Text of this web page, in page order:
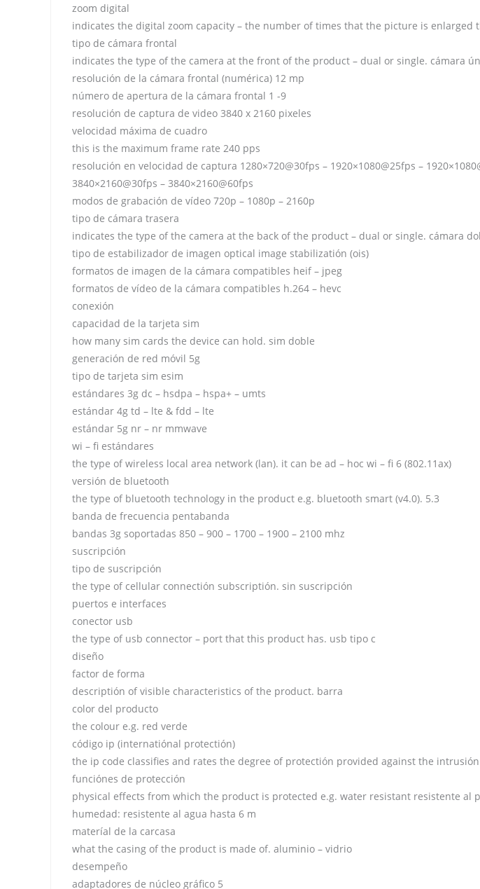
zoom digital
indicates the digital zoom capacity – the number of times that the picture is enlarged
tipo de cámara frontal
indicates the type of the camera at the front of the product – dual or single. cámara
resolución de la cámara frontal (numérica) 12 mp
número de apertura de la cámara frontal 1 -9
resolución de captura de video 3840 x 2160 pixeles
velocidad máxima de cuadro
this is the maximum frame rate 240 pps
resolución en velocidad de captura 1280×720@30fps – 1920×1080@25fps –
3840×2160@30fps – 3840×2160@60fps
modos de grabación de vídeo 720p – 1080p – 2160p
tipo de cámara trasera
indicates the type of the camera at the back of the product – dual or single. cámara
tipo de estabilizador de imagen optical image stabilizatión (ois)
formatos de imagen de la cámara compatibles heif – jpeg
formatos de vídeo de la cámara compatibles h.264 – hevc
conexión
capacidad de la tarjeta sim
how many sim cards the device can hold. sim doble
generación de red móvil 5g
tipo de tarjeta sim esim
estándares 3g dc – hsdpa – hspa+ – umts
estándar 4g td – lte & fdd – lte
estándar 5g nr – nr mmwave
wi – fi estándares
the type of wireless local area network (lan). it can be ad – hoc wi – fi 6 (802.11ax)
versión de bluetooth
the type of bluetooth technology in the product e.g. bluetooth smart (v4.0). 5.3
banda de frecuencia pentabanda
bandas 3g soportadas 850 – 900 – 1700 – 1900 – 2100 mhz
suscripción
tipo de suscripción
the type of cellular connectión subscriptión. sin suscripción
puertos e interfaces
conector usb
the type of usb connector – port that this product has. usb tipo c
diseño
factor de forma
descriptión of visible characteristics of the product. barra
color del producto
the colour e.g. red verde
código ip (internatiónal protectión)
the ip code classifies and rates the degree of protectión provided against the
funciónes de protección
physical effects from which the product is protected e.g. water resistant resistente al
humedad: resistente al agua hasta 6 m
materíal de la carcasa
what the casing of the product is made of. aluminio – vidrio
desempeño
adaptadores de núcleo gráfico 5